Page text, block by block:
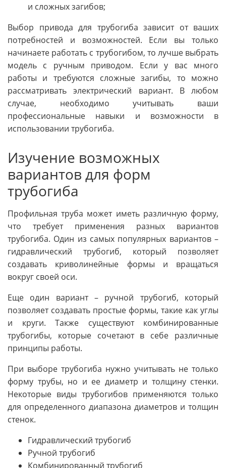
и сложных загибов;
Выбор привода для трубогиба зависит от ваших
потребностей и возможностей. Если вы только
начинаете работать с трубогибом, то лучше выбрать
модель с ручным приводом. Если у вас много
работы и требуются сложные загибы, то можно
рассматривать электрический вариант. В любом
случае, необходимо учитывать ваши
профессиональные навыки и возможности в
использовании трубогиба.
Изучение возможных
вариантов для форм
трубогиба
Профильная труба может иметь различную форму,
что требует применения разных вариантов
трубогиба. Один из самых популярных вариантов –
гидравлический трубогиб, который позволяет
создавать криволинейные формы и вращаться
вокруг своей оси.
Еще один вариант – ручной трубогиб, который
позволяет создавать простые формы, такие как углы
и круги. Также существуют комбинированные
трубогибы, которые сочетают в себе различные
принципы работы.
При выборе трубогиба нужно учитывать не только
форму трубы, но и ее диаметр и толщину стенки.
Некоторые виды трубогибов применяются только
для определенного диапазона диаметров и толщин
стенок.
Гидравлический трубогиб
Ручной трубогиб
Комбинированный трубогиб